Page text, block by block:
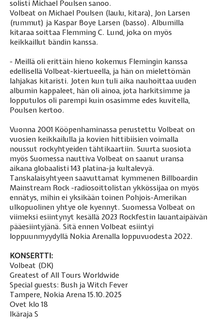
solisti Michael Poulsen sanoo.
Volbeat on Michael Poulsen (laulu, kitara), Jon Larsen
(rummut) ja Kaspar Boye Larsen (basso). Albumilla
kitaraa soittaa Flemming C. Lund, joka on myös
keikkaillut bändin kanssa.
- Meillä oli erittäin hieno kokemus Flemingin kanssa
edellisellä Volbeat-kiertueella, ja hän on mielettömän
lahjakas kitaristi. Joten kun tuli aika nauhoittaa uuden
albumin kappaleet, hän oli ainoa, jota harkitsimme ja
lopputulos oli parempi kuin osasimme edes kuvitella,
Poulsen kertoo.
Vuonna 2001 Kööpenhaminassa perustettu Volbeat on
vuosien keikkailulla ja kovien hittibiisien voimalla
noussut rockyhtyeiden tähtikaartiin. Suurta suosiota
myös Suomessa nauttiva Volbeat on saanut uransa
aikana globaalisti 143 platina-ja kultalevyä.
Tanskalaisyhtyeen saavuttamat kymmenen Billboardin
Mainstream Rock -radiosoittolistan ykkössijaa on myös
ennätys, mihin ei yksikään toinen Pohjois-Amerikan
ulkopuolinen yhtye ole kyennyt. Suomessa Volbeat on
viimeksi esiintynyt kesällä 2023 Rockfestin lauantaipäivän
pääesiintyjänä. Sitä ennen Volbeat esiintyi
loppuunmyydyllä Nokia Arenalla loppuvuodesta 2022.
KONSERTTI:
Volbeat (DK)
Greatest of All Tours Worldwide
Special guests: Bush ja Witch Fever
Tampere, Nokia Arena 15.10.2025
Ovet klo 18
Ikäraja S